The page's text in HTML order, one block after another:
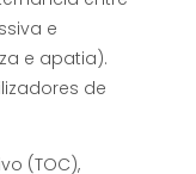
e
e apatia).
de
(TOC),